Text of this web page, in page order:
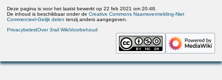
Deze pagina is voor het laatst bewerkt op 22 feb 2021 om 20:48.
De inhoud is beschikbaar onder deCreative Commons Naamsvermelding-Niet
Commercieel-Gelijk delen tenzij anders aangegeven.
PrivacybeleidOver 3rail WikiVoorbehoud